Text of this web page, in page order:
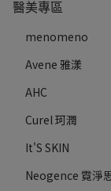
醫美專區
menomeno
Avene 雅漾
AHC
Curel 珂潤
It'S SKIN
Neogence 霓淨